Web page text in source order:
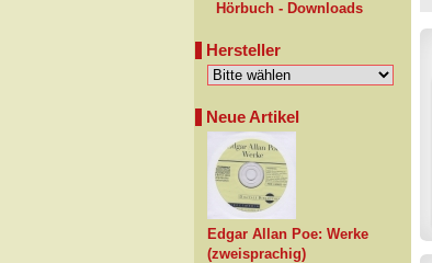
Hörbuch - Downloads
Hersteller
Neue Artikel
Edgar Allan Poe: Werke
(zweisprachig)